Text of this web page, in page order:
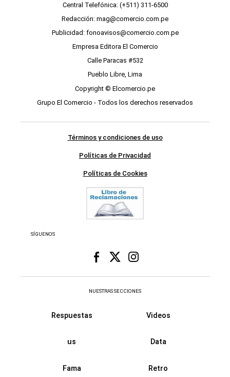
Central Telefónica: (+511) 311-6500
Redacción: mag@comercio.com.pe
Publicidad: fonoavisos@comercio.com.pe
Empresa Editora El Comercio
Calle Paracas #532
Pueblo Libre, Lima
Copyright © Elcomercio.pe
Grupo El Comercio - Todos los derechos reservados
Términos y condiciones de uso
Políticas de Privacidad
Políticas de Cookies
SÍGUENOS
NUESTRAS SECCIONES
Respuestas Videos
us Data
Fama Retro